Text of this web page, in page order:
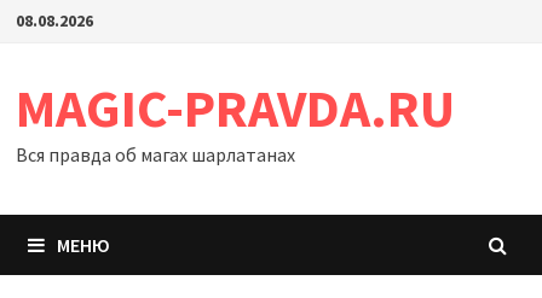
Перейти
08.08.2026
MAGIC-PRAVDA.RU
Вся правда об магах шарлатанах
МЕНЮ